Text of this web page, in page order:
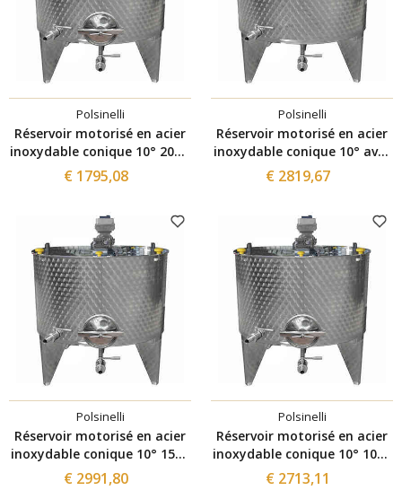
Polsinelli
Réservoir motorisé en acier
inoxydable conique 10° 200 L
avec variateur et trappe de
vidange Ø300
€ 1795,08
Polsinelli
Réservoir motorisé en acier
inoxydable conique 10° avec
variateur 1500 L
€ 2819,67
Polsinelli
Réservoir motorisé en acier
inoxydable conique 10° 1500
L avec variateur et trappe de
vidange Ø300
€ 2991,80
Polsinelli
Réservoir motorisé en acier
inoxydable conique 10° 1000
L avec variateur et trappe de
vidange Ø300
€ 2713,11